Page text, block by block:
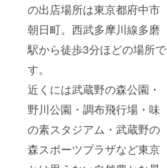
の出店場所は東京都府中市
朝日町。西武多摩川線多磨
駅から徒歩3分ほどの場所で
す。
近くには武蔵野の森公園・
野川公園・調布飛行場・味
の素スタジアム・武蔵野の
森スポーツプラザなど東京